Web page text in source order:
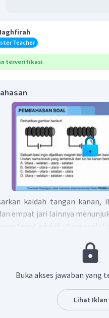
Teacher
terverifikasi
kaidah tangan kanan,
empat jari lainnya
tepat adalah utara -
Buka akses jawaban yang
Lihat Iklan